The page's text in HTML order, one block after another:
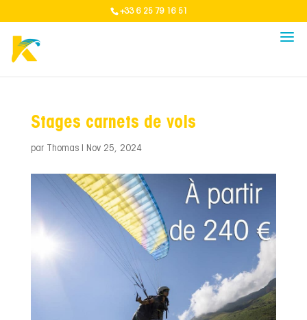
+33 6 25 79 16 51
Stages carnets de vols
par Thomas| Nov 25, 2024